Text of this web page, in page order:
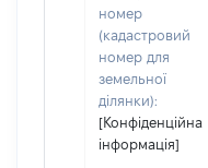
номер
(кадастровий
номер для
земельної
ділянки):
[Конфіденційна
інформація]